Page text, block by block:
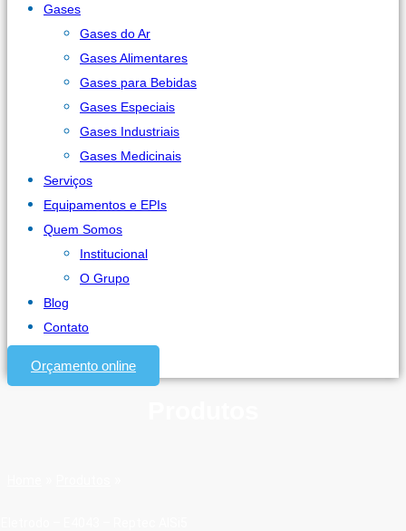
Gases
Gases do Ar
Gases Alimentares
Gases para Bebidas
Gases Especiais
Gases Industriais
Gases Medicinais
Serviços
Equipamentos e EPIs
Quem Somos
Institucional
O Grupo
Blog
Contato
Orçamento online